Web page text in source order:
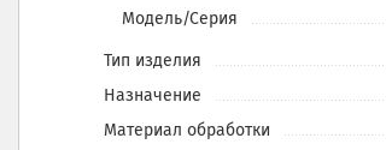
Модель/Серия
Тип изделия
Назначение
Материал обработки